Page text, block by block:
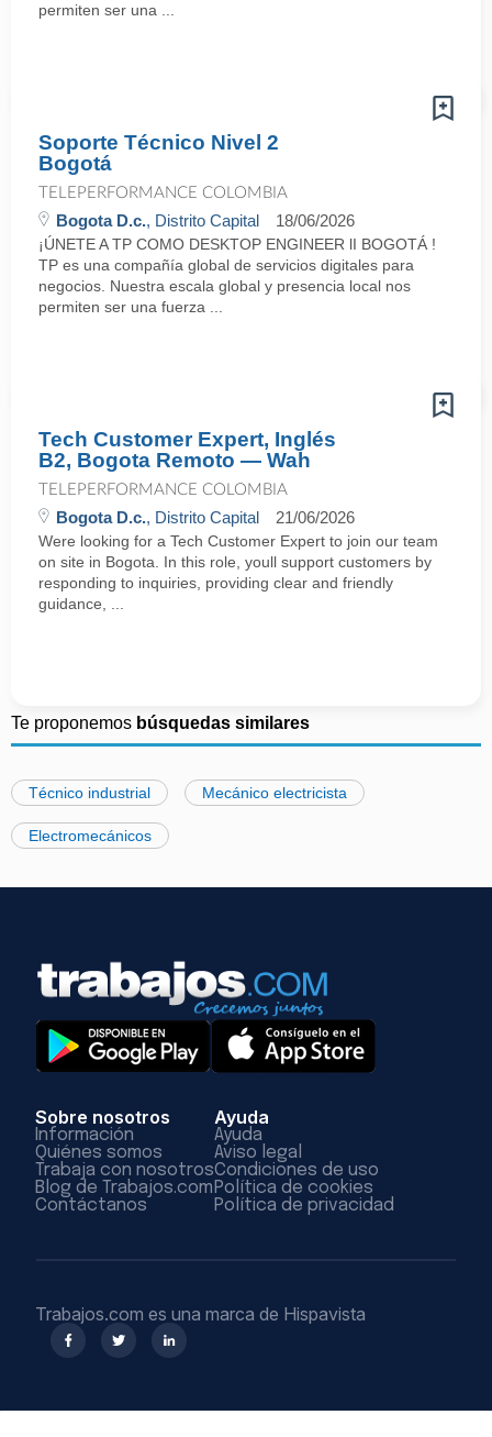
permiten ser una ...
Soporte Técnico Nivel 2
Bogotá
TELEPERFORMANCE COLOMBIA
Bogota D.c., Distrito Capital 18/06/2026
¡ÚNETE A TP COMO DESKTOP ENGINEER lI BOGOTÁ !
TP es una compañía global de servicios digitales para
negocios. Nuestra escala global y presencia local nos
permiten ser una fuerza ...
Tech Customer Expert, Inglés
B2, Bogota Remoto — Wah
TELEPERFORMANCE COLOMBIA
Bogota D.c., Distrito Capital 21/06/2026
Were looking for a Tech Customer Expert to join our team
on site in Bogota. In this role, youll support customers by
responding to inquiries, providing clear and friendly
guidance, ...
Te proponemos búsquedas similares
Técnico industrial Mecánico electricista
Electromecánicos
Sobre nosotros
Información
Quiénes somos
Trabaja con nosotros
Blog de Trabajos.com
Contáctanos
Ayuda
Ayuda
Aviso legal
Condiciones de uso
Política de cookies
Política de privacidad
Trabajos.com es una marca de Hispavista